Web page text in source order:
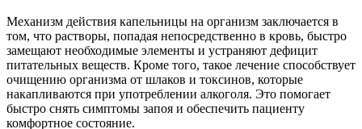
Механизм действия капельницы на организм заключается в
том, что растворы, попадая непосредственно в кровь, быстро
замещают необходимые элементы и устраняют дефицит
питательных веществ. Кроме того, такое лечение способствует
очищению организма от шлаков и токсинов, которые
накапливаются при употреблении алкоголя. Это помогает
быстро снять симптомы запоя и обеспечить пациенту
комфортное состояние.